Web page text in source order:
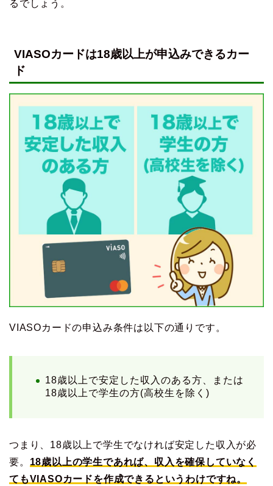
るでしょう。
VIASOカードは18歳以上が申込みできるカー
ド
VIASOカードの申込み条件は以下の通りです。
18歳以上で安定した収入のある方、または
18歳以上で学生の方(高校生を除く)
つまり、18歳以上で学生でなければ安定した収入が必
要。 18歳以上の学生であれば、収入を確保していなく
てもVIASOカードを作成できるというわけですね。